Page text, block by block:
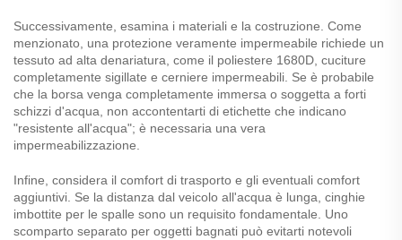
Successivamente, esamina i materiali e la costruzione. Come
menzionato, una protezione veramente impermeabile richiede un
tessuto ad alta denariatura, come il poliestere 1680D, cuciture
completamente sigillate e cerniere impermeabili. Se è probabile
che la borsa venga completamente immersa o soggetta a forti
schizzi d'acqua, non accontentarti di etichette che indicano
"resistente all'acqua"; è necessaria una vera
impermeabilizzazione.
Infine, considera il comfort di trasporto e gli eventuali comfort
aggiuntivi. Se la distanza dal veicolo all'acqua è lunga, cinghie
imbottite per le spalle sono un requisito fondamentale. Uno
scomparto separato per oggetti bagnati può evitarti notevoli